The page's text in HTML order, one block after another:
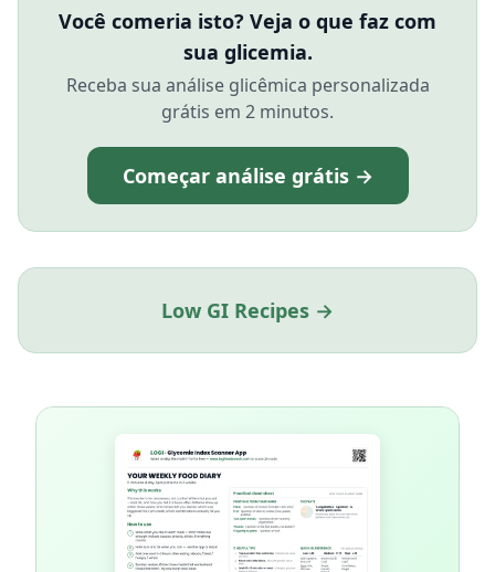
Você comeria isto? Veja o que faz com
sua glicemia.
Receba sua análise glicêmica personalizada
grátis em 2 minutos.
Começar análise grátis →
Low GI Recipes →